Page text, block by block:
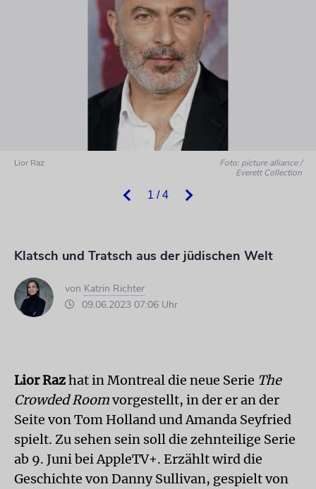
1 / 4
Lior Raz
Foto: picture alliance /
Everett Collection
Klatsch und Tratsch aus der jüdischen Welt
von Katrin Richter
09.06.2023 07:06 Uhr
Lior Razhat in Montreal die neue Serie The
Crowded Roomvorgestellt, in der er an der
Seite von Tom Holland und Amanda Seyfried
spielt. Zu sehen sein soll die zehnteilige Serie
ab 9. Juni bei AppleTV+. Erzählt wird die
Geschichte von Danny Sullivan, gespielt von